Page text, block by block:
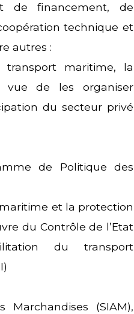
de financement, de
technique et
autres :
transport maritime, la
vue de les organiser
du secteur privé
de Politique des
et la protection
du Contrôle de l’Etat
du transport
(SIAM),